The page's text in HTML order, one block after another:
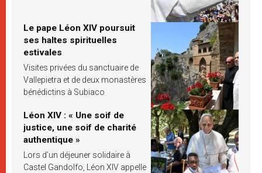
Le pape Léon XIV poursuit
ses haltes spirituelles
estivales
Visites privées du sanctuaire de
Vallepietra et de deux monastères
bénédictins à Subiaco
Léon XIV : « Une soif de
justice, une soif de charité
authentique »
Lors d’un déjeuner solidaire à
Castel Gandolfo, Léon XIV appelle